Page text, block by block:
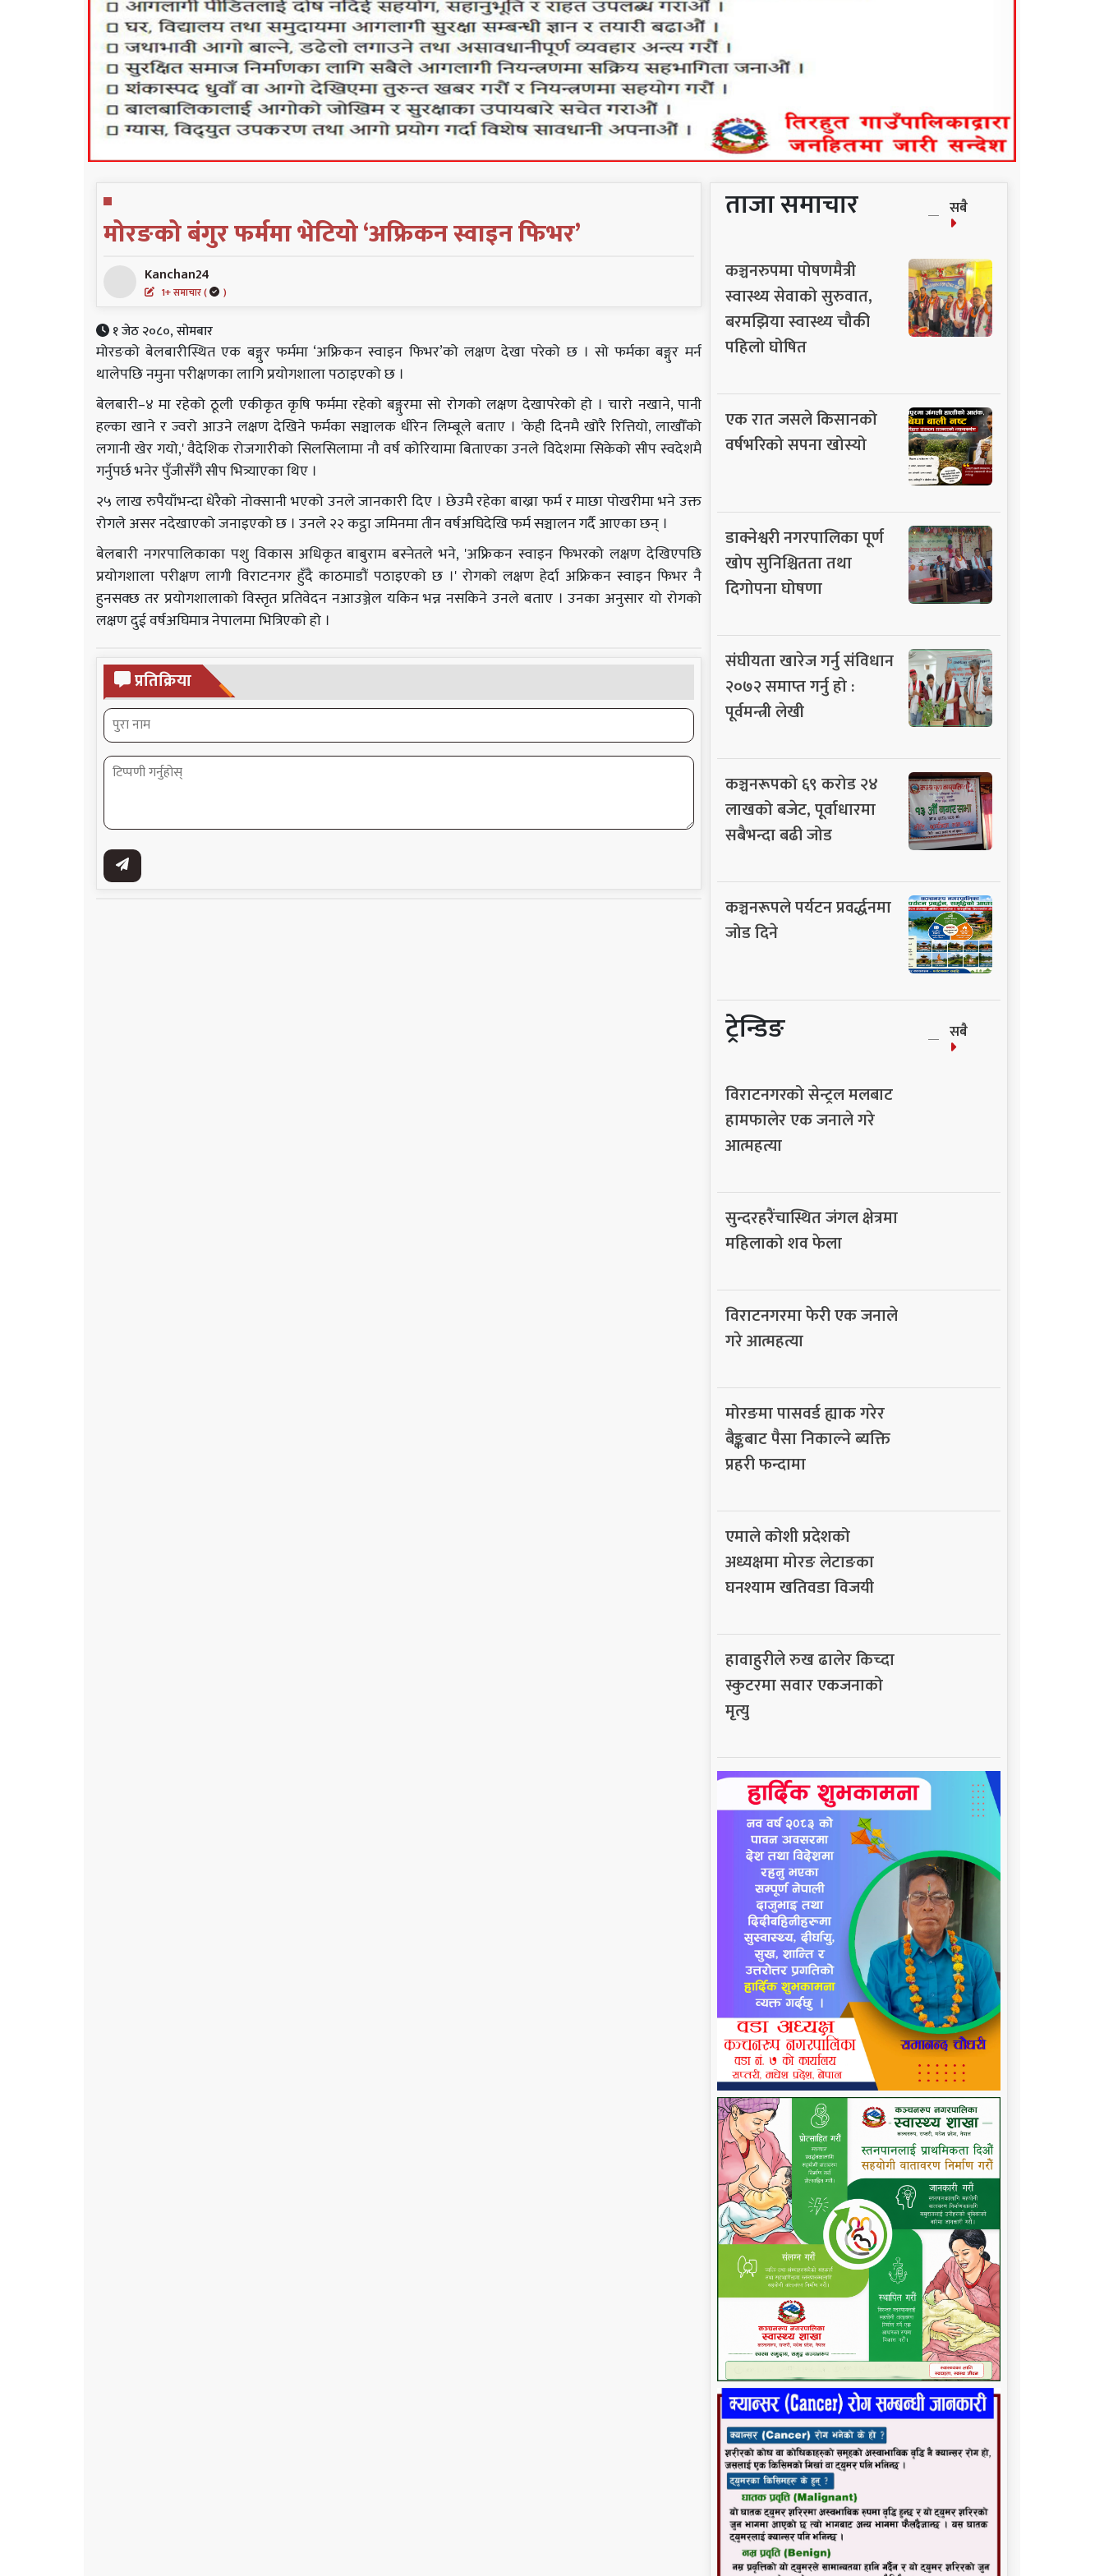
मोरङको बंगुर फर्ममा भेटियो ‘अफ्रिकन स्वाइन फिभर’
Kanchan24
1+ समाचार ( )
१ जेठ २०८०, सोमबार
मोरङको बेलबारीस्थित एक बङ्गुर फर्ममा ‘अफ्रिकन स्वाइन फिभर’को लक्षण देखा परेको छ । सो फर्मका बङ्गुर मर्न
थालेपछि नमुना परीक्षणका लागि प्रयोगशाला पठाइएको छ ।
बेलबारी–४ मा रहेको ठूली एकीकृत कृषि फर्ममा रहेको बङ्गुरमा सो रोगको लक्षण देखापरेको हो । चारो नखाने, पानी
हल्का खाने र ज्वरो आउने लक्षण देखिने फर्मका सञ्चालक धीरेन लिम्बूले बताए । 'केही दिनमै खोरै रित्तियो, लाखौँको
लगानी खेर गयो,' वैदेशिक रोजगारीको सिलसिलामा नौ वर्ष कोरियामा बिताएका उनले विदेशमा सिकेको सीप स्वदेशमै
गर्नुपर्छ भनेर पुँजीसँगै सीप भित्र्याएका थिए ।
२५ लाख रुपैयाँभन्दा धेरैको नोक्सानी भएको उनले जानकारी दिए । छेउमै रहेका बाख्रा फर्म र माछा पोखरीमा भने उक्त
रोगले असर नदेखाएको जनाइएको छ । उनले २२ कट्ठा जमिनमा तीन वर्षअघिदेखि फर्म सञ्चालन गर्दै आएका छन् ।
बेलबारी नगरपालिकाका पशु विकास अधिकृत बाबुराम बस्नेतले भने, 'अफ्रिकन स्वाइन फिभरको लक्षण देखिएपछि
प्रयोगशाला परीक्षण लागी विराटनगर हुँदै काठमाडौं पठाइएको छ ।' रोगको लक्षण हेर्दा अफ्रिकन स्वाइन फिभर नै
हुनसक्छ तर प्रयोगशालाको विस्तृत प्रतिवेदन नआउञ्जेल यकिन भन्न नसकिने उनले बताए । उनका अनुसार यो रोगको
लक्षण दुई वर्षअघिमात्र नेपालमा भित्रिएको हो ।
प्रतिक्रिया
ताजा समाचार सबै
कञ्चनरुपमा पोषणमैत्री
स्वास्थ्य सेवाको सुरुवात,
बरमझिया स्वास्थ्य चौकी
पहिलो घोषित
एक रात जसले किसानको
वर्षभरिको सपना खोस्यो
डाक्नेश्वरी नगरपालिका पूर्ण
खोप सुनिश्चितता तथा
दिगोपना घोषणा
संघीयता खारेज गर्नु संविधान
२०७२ समाप्त गर्नु हो :
पूर्वमन्त्री लेखी
कञ्चनरूपको ६९ करोड २४
लाखको बजेट, पूर्वाधारमा
सबैभन्दा बढी जोड
कञ्चनरूपले पर्यटन प्रवर्द्धनमा
जोड दिने
ट्रेन्डिङ सबै
विराटनगरको सेन्ट्रल मलबाट
हामफालेर एक जनाले गरे
आत्महत्या
सुन्दरहरैंचास्थित जंगल क्षेत्रमा
महिलाको शव फेला
विराटनगरमा फेरी एक जनाले
गरे आत्महत्या
मोरङमा पासवर्ड ह्याक गरेर
बैङ्कबाट पैसा निकाल्ने ब्यक्ति
प्रहरी फन्दामा
एमाले कोशी प्रदेशको
अध्यक्षमा मोरङ लेटाङका
घनश्याम खतिवडा विजयी
हावाहुरीले रुख ढालेर किच्दा
स्कुटरमा सवार एकजनाको
मृत्यु